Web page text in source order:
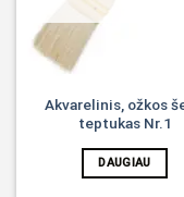
Akvarelinis, ožkos
teptukas Nr.1
DAUGIAU